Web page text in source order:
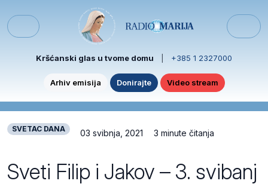
Menu
Kršćanski glas u tvome domu +385 1 2327000
Arhiv emisija Donirajte Video stream
SVETAC DANA 03 svibnja, 2021 3 minute čitanja
Sveti Filip i Jakov – 3. svibanj